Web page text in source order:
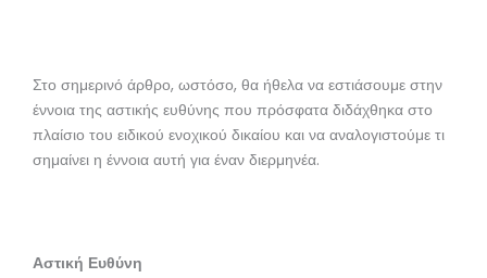
Στο σημερινό άρθρο, ωστόσο, θα ήθελα να εστιάσουμε στην
έννοια της αστικής ευθύνης που πρόσφατα διδάχθηκα στο
πλαίσιο του ειδικού ενοχικού δικαίου και να αναλογιστούμε τι
σημαίνει η έννοια αυτή για έναν διερμηνέα.
Αστική Ευθύνη